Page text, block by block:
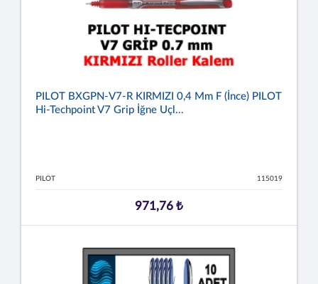
PILOT BXGPN-V7-R KIRMIZI 0,4 Mm F (İnce) PILOT
Hi-Techpoint V7 Grip İğne Uçl...
PILOT 115019
971,76 ₺